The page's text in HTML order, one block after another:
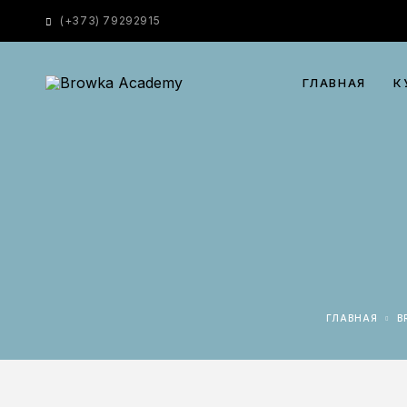
(+373) 79292915
ГЛАВНАЯ
ГЛАВНАЯ